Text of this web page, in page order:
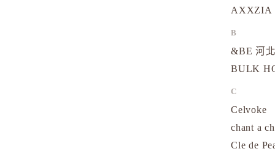
AXXZIA
B
&BE 河
BULK
C
Celvoke
chant a
Cle de